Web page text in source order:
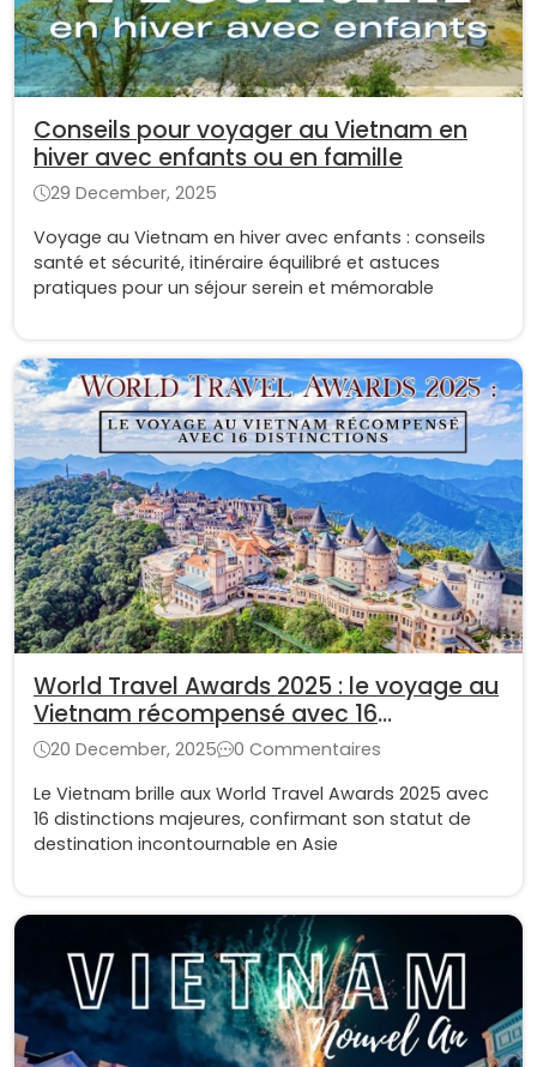
Conseils pour voyager au Vietnam en
hiver avec enfants ou en famille
29 December, 2025
Voyage au Vietnam en hiver avec enfants : conseils
santé et sécurité, itinéraire équilibré et astuces
pratiques pour un séjour serein et mémorable
World Travel Awards 2025 : le voyage au
Vietnam récompensé avec 16
distinctions
20 December, 2025
0 Commentaires
Le Vietnam brille aux World Travel Awards 2025 avec
16 distinctions majeures, confirmant son statut de
destination incontournable en Asie